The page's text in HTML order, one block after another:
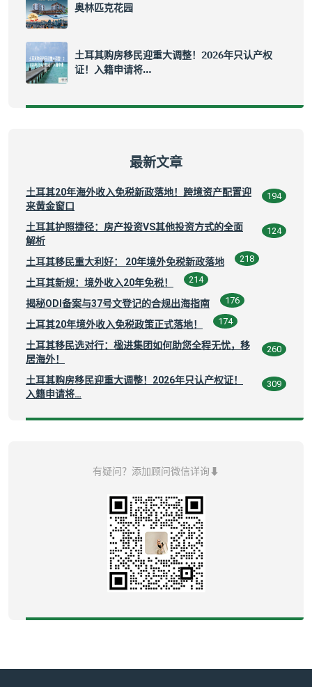
奥林匹克花园
土耳其购房移民迎重大调整！2026年只认产权
证！入籍申请将…
最新文章
土耳其20年海外收入免税新政落地！跨境资产配置迎
来黄金窗口
194
土耳其护照捷径：房产投资VS其他投资方式的全面
解析
124
土耳其移民重大利好： 20年境外免税新政落地 218
土耳其新规：境外收入20年免税！ 214
揭秘ODI备案与37号文登记的合规出海指南 176
土耳其20年境外收入免税政策正式落地！ 174
土耳其移民选对行：楹进集团如何助您全程无忧，移
居海外！
260
土耳其购房移民迎重大调整！2026年只认产权证！
入籍申请将…
309
有疑问？添加顾问微信详询⬇